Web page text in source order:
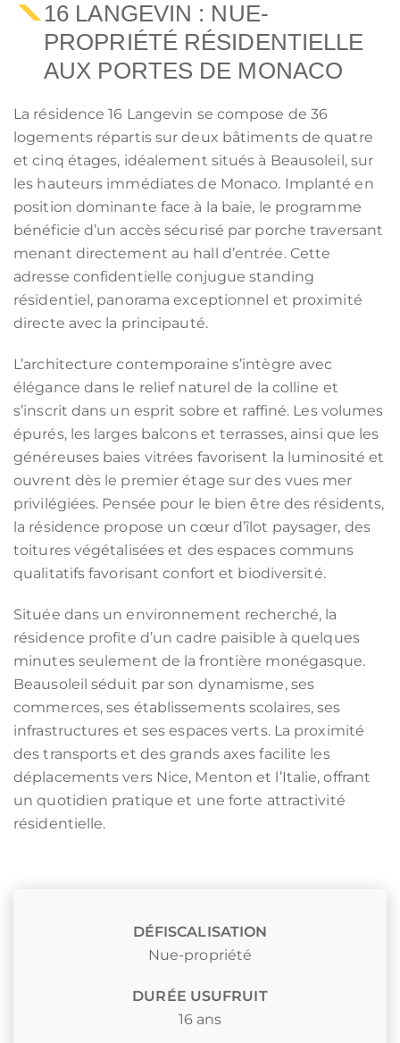
16 LANGEVIN : NUE-
PROPRIÉTÉ RÉSIDENTIELLE
AUX PORTES DE MONACO
La résidence 16 Langevin se compose de 36
logements répartis sur deux bâtiments de quatre
et cinq étages, idéalement situés à Beausoleil, sur
les hauteurs immédiates de Monaco. Implanté en
position dominante face à la baie, le programme
bénéficie d’un accès sécurisé par porche traversant
menant directement au hall d’entrée. Cette
adresse confidentielle conjugue standing
résidentiel, panorama exceptionnel et proximité
directe avec la principauté.
L’architecture contemporaine s’intègre avec
élégance dans le relief naturel de la colline et
s’inscrit dans un esprit sobre et raffiné. Les volumes
épurés, les larges balcons et terrasses, ainsi que les
généreuses baies vitrées favorisent la luminosité et
ouvrent dès le premier étage sur des vues mer
privilégiées. Pensée pour le bien être des résidents,
la résidence propose un cœur d’îlot paysager, des
toitures végétalisées et des espaces communs
qualitatifs favorisant confort et biodiversité.
Située dans un environnement recherché, la
résidence profite d’un cadre paisible à quelques
minutes seulement de la frontière monégasque.
Beausoleil séduit par son dynamisme, ses
commerces, ses établissements scolaires, ses
infrastructures et ses espaces verts. La proximité
des transports et des grands axes facilite les
déplacements vers Nice, Menton et l’Italie, offrant
un quotidien pratique et une forte attractivité
résidentielle.
DÉFISCALISATION
Nue-propriété
DURÉE USUFRUIT
16 ans